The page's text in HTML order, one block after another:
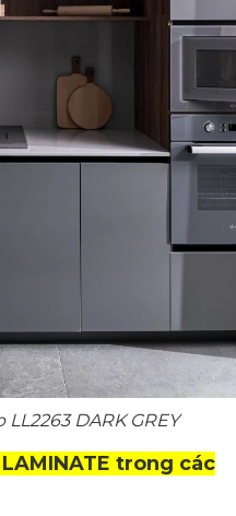
DARK GREY​
trong các